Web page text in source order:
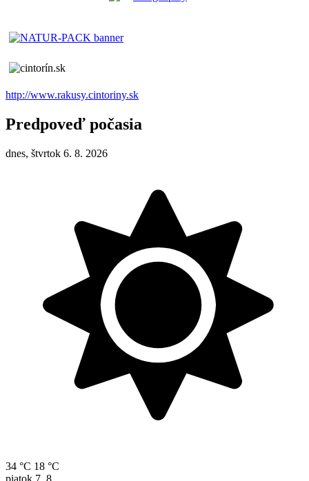
http://www.rakusy.cintoriny.sk
Predpoveď počasia
dnes, štvrtok 6. 8. 2026
34 °C 18 °C
piatok 7. 8.